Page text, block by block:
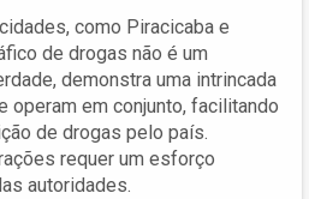
como Piracicaba e
de drogas não é um
demonstra uma intrincada
operam em conjunto, facilitando
de drogas pelo país.
requer um esforço
autoridades.